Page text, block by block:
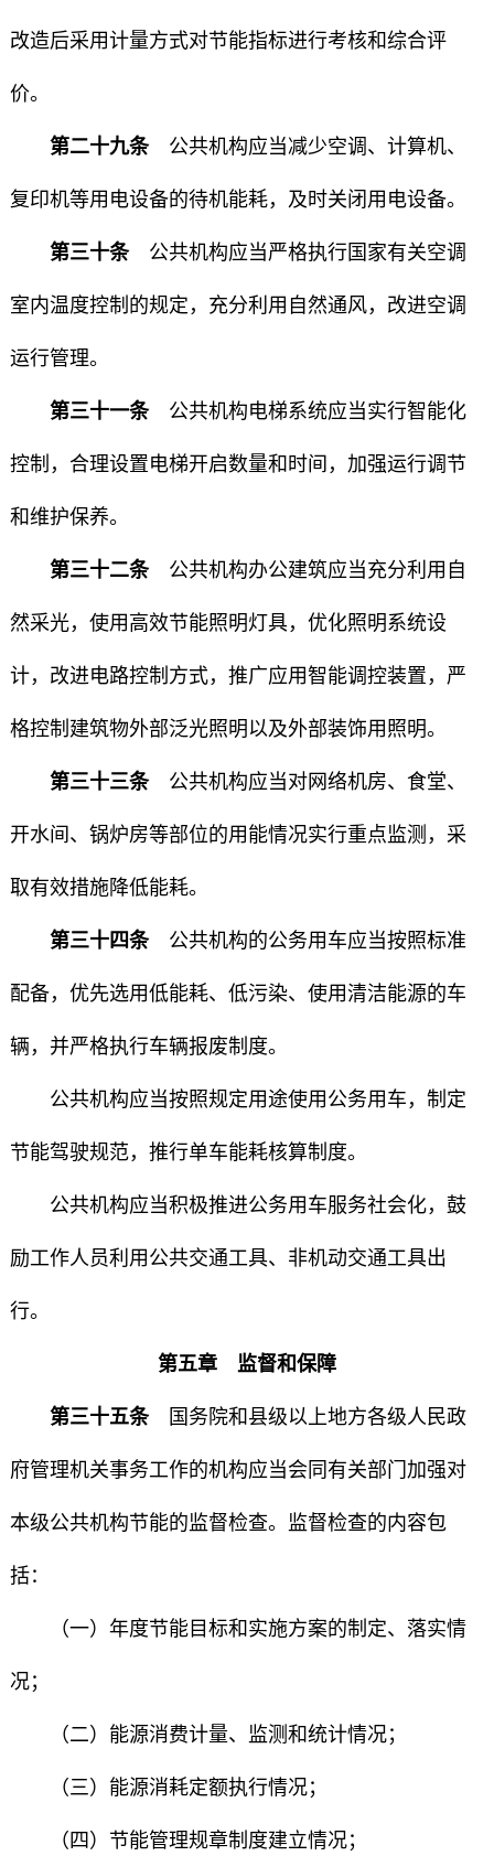
改造后采用计量方式对节能指标进行考核和综合评
价。
第二十九条公共机构应当减少空调、计算机、
复印机等用电设备的待机能耗，及时关闭用电设备。
第三十条公共机构应当严格执行国家有关空调
室内温度控制的规定，充分利用自然通风，改进空调
运行管理。
第三十一条公共机构电梯系统应当实行智能化
控制，合理设置电梯开启数量和时间，加强运行调节
和维护保养。
第三十二条公共机构办公建筑应当充分利用自
然采光，使用高效节能照明灯具，优化照明系统设
计，改进电路控制方式，推广应用智能调控装置，严
格控制建筑物外部泛光照明以及外部装饰用照明。
第三十三条公共机构应当对网络机房、食堂、
开水间、锅炉房等部位的用能情况实行重点监测，采
取有效措施降低能耗。
第三十四条公共机构的公务用车应当按照标准
配备，优先选用低能耗、低污染、使用清洁能源的车
辆，并严格执行车辆报废制度。
公共机构应当按照规定用途使用公务用车，制定
节能驾驶规范，推行单车能耗核算制度。
公共机构应当积极推进公务用车服务社会化，鼓
励工作人员利用公共交通工具、非机动交通工具出
行。
第五章 监督和保障
第三十五条国务院和县级以上地方各级人民政
府管理机关事务工作的机构应当会同有关部门加强对
本级公共机构节能的监督检查。监督检查的内容包
括：
（一）年度节能目标和实施方案的制定、落实情
况；
（二）能源消费计量、监测和统计情况；
（三）能源消耗定额执行情况；
（四）节能管理规章制度建立情况；